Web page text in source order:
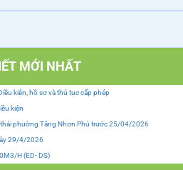
MỚI NHẤT
kiện, hồ sơ và thủ tục cấp phép
kiện
phường Tăng Nhơn Phú trước 25/04/2026
29/4/2026
H (ED- DS)